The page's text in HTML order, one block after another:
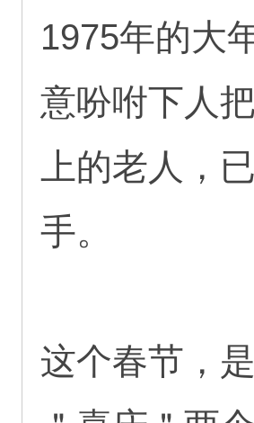
1975年的大
意吩咐下人
上的老人，
手。
这个春节，